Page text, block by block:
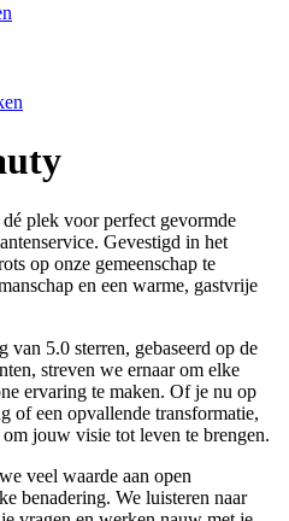
plek voor perfect gevormde
Gevestigd in het
op onze gemeenschap te
en een warme, gastvrije
van 5.0 sterren, gebaseerd op de
streven we ernaar om elke
ervaring te maken. Of je nu op
of een opvallende transformatie,
jouw visie tot leven te brengen.
veel waarde aan open
benadering. We luisteren naar